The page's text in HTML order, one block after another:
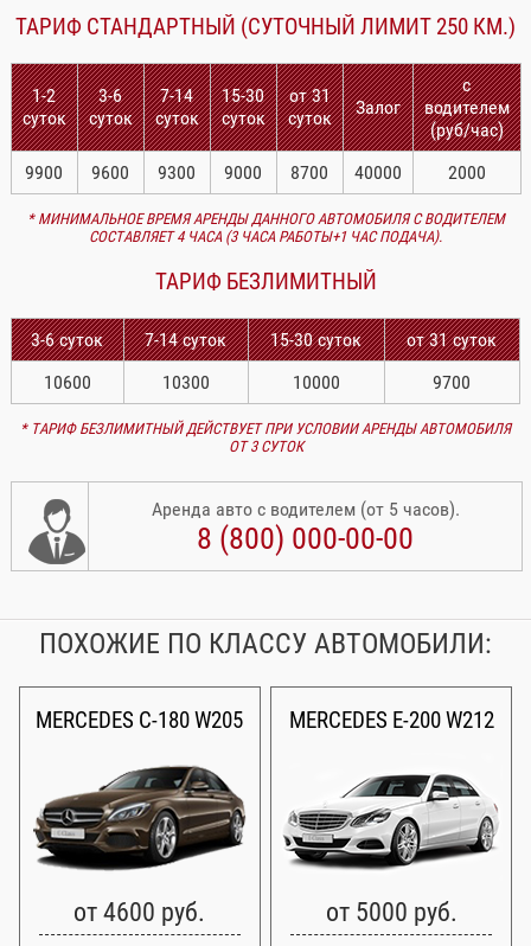
ТАРИФ СТАНДАРТНЫЙ (СУТОЧНЫЙ ЛИМИТ 250 КМ.)
1-2
суток
3-6
суток
7-14
суток
15-30
суток
от 31
суток
Залог
с
водителем
(руб/час)
9900
9600 9300 9000 8700 40000 2000
* МИНИМАЛЬНОЕ ВРЕМЯ АРЕНДЫ ДАННОГО АВТОМОБИЛЯ С ВОДИТЕЛЕМ
СОСТАВЛЯЕТ 4 ЧАСА (3 ЧАСА РАБОТЫ+1 ЧАС ПОДАЧА).
ТАРИФ БЕЗЛИМИТНЫЙ
3-6 суток 7-14 суток 15-30 суток
от 31 суток
10600
10300 10000 9700
* ТАРИФ БЕЗЛИМИТНЫЙ ДЕЙСТВУЕТ ПРИ УСЛОВИИ АРЕНДЫ АВТОМОБИЛЯ
ОТ 3 СУТОК
Аренда авто с водителем (от 5 часов).
8 (800) 000-00-00
ПОХОЖИЕ ПО КЛАССУ АВТОМОБИЛИ:
MERCEDES C-180 W205
от 4600 руб.
MERCEDES E-200 W212
от 5000 руб.